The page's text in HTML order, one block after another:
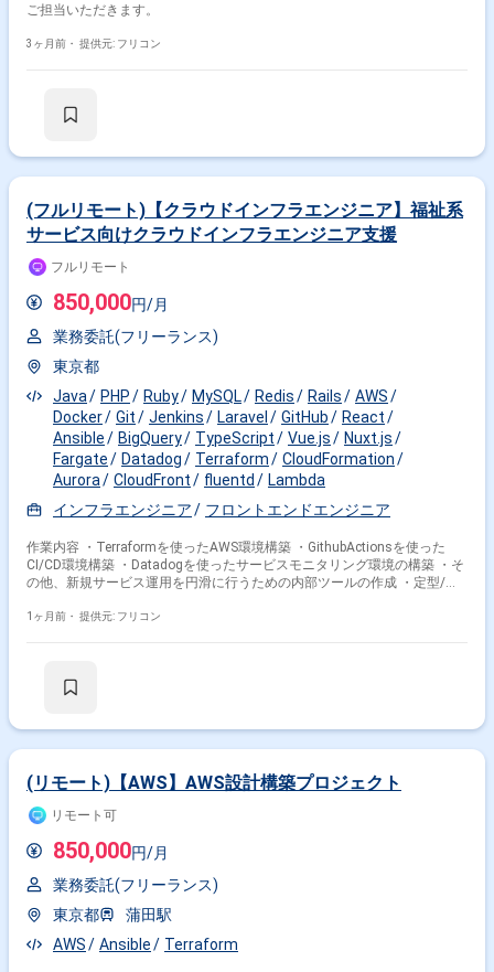
ご担当いただきます。
3ヶ月前・ 提供元: フリコン
(フルリモート)【クラウドインフラエンジニア】福祉系
サービス向けクラウドインフラエンジニア支援
フルリモート
850,000円/月
業務委託(フリーランス)
東京都
Java
PHP Ruby MySQL Redis Rails
AWS
Docker
Git Jenkins Laravel GitHub
React
Ansible
BigQuery TypeScript Vue.js
Nuxt.js
Fargate
Datadog Terraform
CloudFormation
Aurora
CloudFront fluentd
Lambda
インフラエンジニア
フロントエンドエンジニア
作業内容 ・Terraformを使ったAWS環境構築 ・GithubActionsを使った
CI/CD環境構築 ・Datadogを使ったサービスモニタリング環境の構築 ・そ
の他、新規サービス運用を円滑に行うための内部ツールの作成 ・定型/非
1ヶ月前・ 提供元: フリコン
(リモート)【AWS】AWS設計構築プロジェクト
リモート可
850,000円/月
業務委託(フリーランス)
東京都
蒲田駅
AWS
Ansible Terraform
その他の条件で検索する
その他開発言語・スキルから探す
TypeScript
その他の職種から探す
インフラエンジニア
バックエンドエンジニア
サーバーサイドエンジニア
フロントエンドエンジニア
SRE